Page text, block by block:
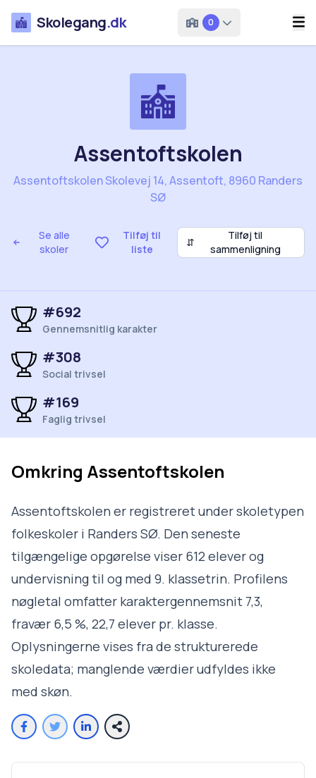
Skolegang.dk 0
Se alle
skoler
Tilføj til
liste
⇵
Tilføj til
sammenligning
Assentoftskolen
Assentoftskolen Skolevej 14, Assentoft, 8960 Randers
SØ
#692
Gennemsnitlig karakter
#308
Social trivsel
#169
Faglig trivsel
Omkring Assentoftskolen
Assentoftskolen er registreret under skoletypen
folkeskoler i Randers SØ. Den seneste
tilgængelige opgørelse viser 612 elever og
undervisning til og med 9. klassetrin. Profilens
nøgletal omfatter karaktergennemsnit 7,3,
fravær 6,5 %, 22,7 elever pr. klasse.
Oplysningerne vises fra de strukturerede
skoledata; manglende værdier udfyldes ikke
med skøn.